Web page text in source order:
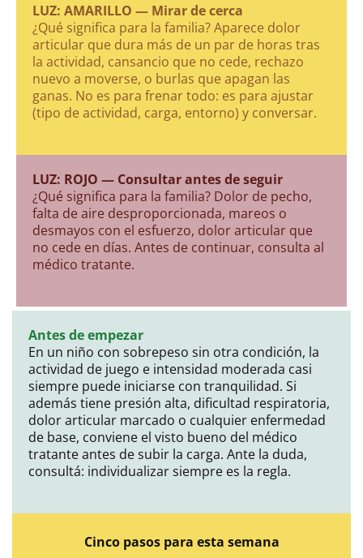
LUZ: AMARILLO — Mirar de cerca
¿Qué significa para la familia? Aparece dolor
articular que dura más de un par de horas tras
la actividad, cansancio que no cede, rechazo
nuevo a moverse, o burlas que apagan las
ganas. No es para frenar todo: es para ajustar
(tipo de actividad, carga, entorno) y conversar.
LUZ: ROJO — Consultar antes de seguir
¿Qué significa para la familia? Dolor de pecho,
falta de aire desproporcionada, mareos o
desmayos con el esfuerzo, dolor articular que
no cede en días. Antes de continuar, consulta al
médico tratante.
Antes de empezar
En un niño con sobrepeso sin otra condición, la
actividad de juego e intensidad moderada casi
siempre puede iniciarse con tranquilidad. Si
además tiene presión alta, dificultad respiratoria,
dolor articular marcado o cualquier enfermedad
de base, conviene el visto bueno del médico
tratante antes de subir la carga. Ante la duda,
consultá: individualizar siempre es la regla.
Cinco pasos para esta semana